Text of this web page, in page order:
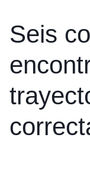
Seis